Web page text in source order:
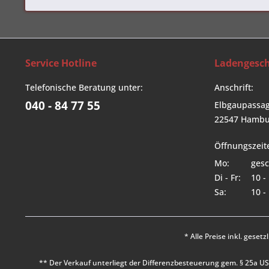
Service Hotline
Telefonische Beratung unter:
040 - 84 77 55
Anschrift:
22547
Mo:
Di - Fr:
10 -
Sa:
10 -
* Alle Preise inkl.
** Der Verkauf unterliegt der Differenzbesteuerung gem. § 25a